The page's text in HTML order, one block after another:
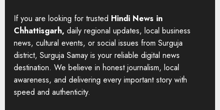
If you are looking for trusted Hindi News in
Chhattisgarh, daily regional updates, local business
news, cultural events, or social issues from Surguja
district, Surguja Samay is your reliable digital news
destination. We believe in honest journalism, local
awareness, and delivering every important story with
speed and authenticity.